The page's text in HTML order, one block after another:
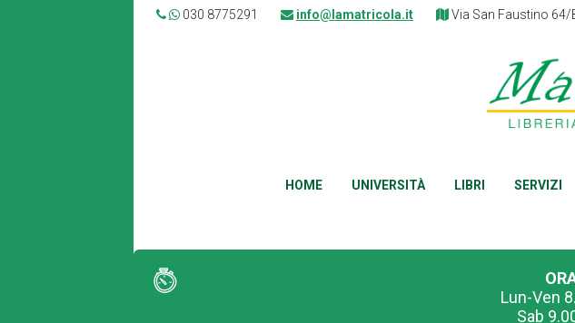
030 8775291 info@lamatricola.it Via San Faustino 64/
HOME UNIVERSITÀ LIBRI SERVIZI
Lun-Ven
Sab